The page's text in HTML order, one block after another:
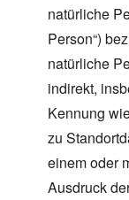
natürliche
Person“)
natürliche
indirekt,
Kennung
zu
einem oder
Ausdruck